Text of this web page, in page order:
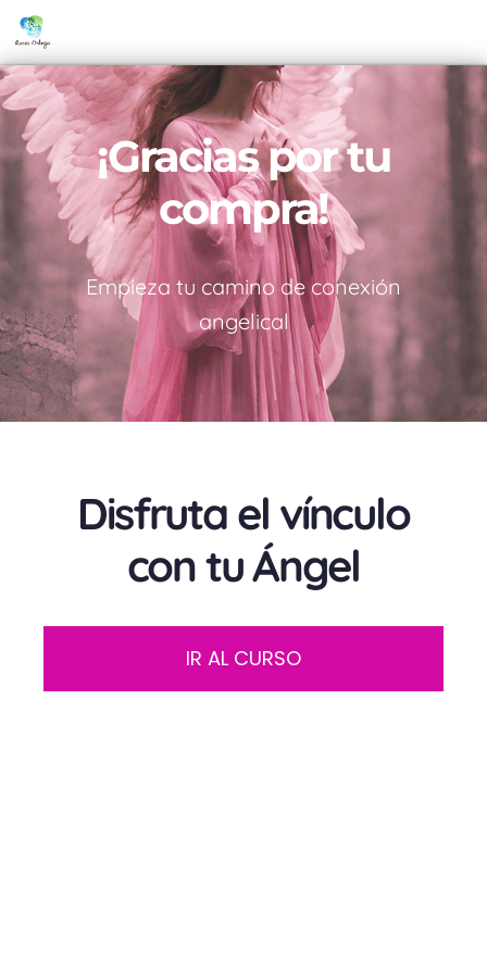
¡Gracias por tu
compra!
Empieza tu camino de conexión
angelical
Disfruta el vínculo
con tu Ángel
IR AL CURSO